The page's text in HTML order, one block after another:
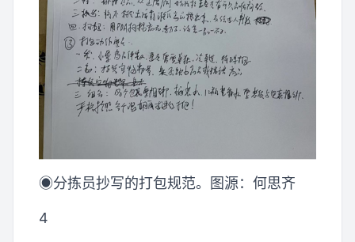
◉分拣员抄写的打包规范。图源：何思齐
4